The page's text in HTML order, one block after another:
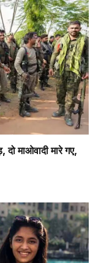
माओवादी मारे गए,